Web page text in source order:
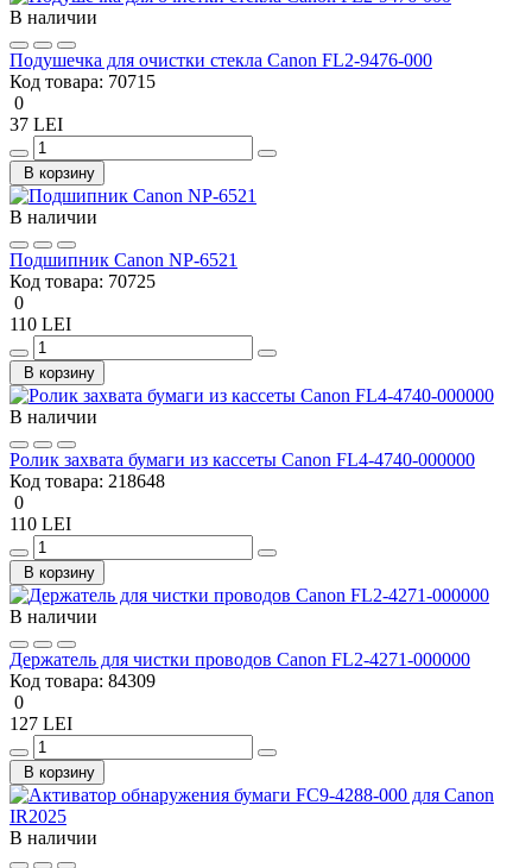
В наличии
Подушечка для очистки стекла Canon FL2-9476-000
Код товара: 70715
0
37 LEI
В корзину
В наличии
Подшипник Canon NP-6521
Код товара: 70725
0
110 LEI
В корзину
В наличии
Ролик захвата бумаги из кассеты Canon FL4-4740-000000
Код товара: 218648
0
110 LEI
В корзину
В наличии
Держатель для чистки проводов Canon FL2-4271-000000
Код товара: 84309
0
127 LEI
В корзину
В наличии